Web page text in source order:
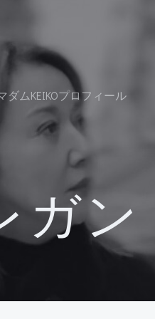
ダムKEIKOプロフィール
ガン